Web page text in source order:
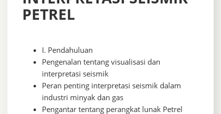
PETREL
I. Pendahuluan
Pengenalan tentang visualisasi dan
interpretasi seismik
Peran penting interpretasi seismik dalam
industri minyak dan gas
Pengantar tentang perangkat lunak Petrel